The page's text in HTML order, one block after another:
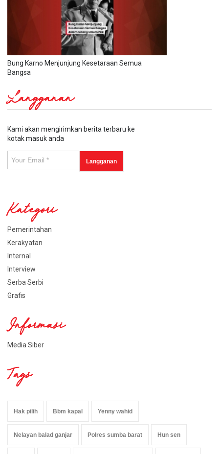
Bung Karno Menjunjung Kesetaraan Semua
Bangsa
Langganan
Kami akan mengirimkan berita terbaru ke
kotak masuk anda
Kategori
Pemerintahan
Kerakyatan
Internal
Interview
Serba Serbi
Grafis
Informasi
Media Siber
Tags
Hak pilih Bbm kapal Yenny wahid
Nelayan balad ganjar Polres sumba barat Hun sen